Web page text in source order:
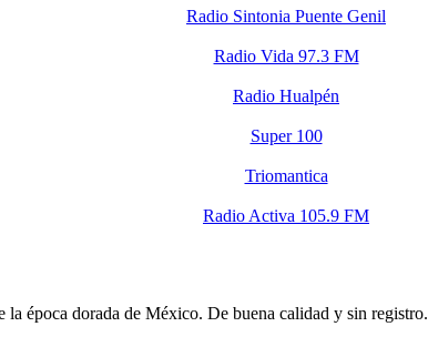
Radio Sintonia Puente Genil
Radio Vida 97.3 FM
Radio Hualpén
Super 100
Triomantica
Radio Activa 105.9 FM
época dorada de México. De buena calidad y sin registro.